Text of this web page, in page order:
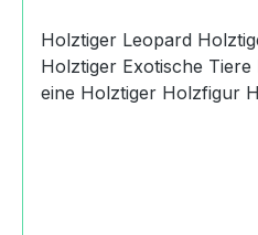
Holztiger Leopard Holztiger Neuheiten 2013
Holztiger Exotische Tiere Es handelt sich um
eine Holztiger Holzfigur